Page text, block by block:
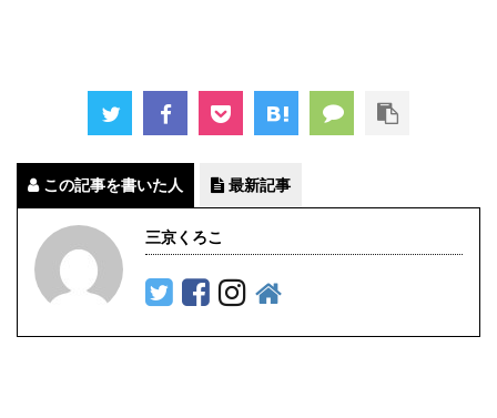
この記事を書いた人 最新記事
三京くろこ